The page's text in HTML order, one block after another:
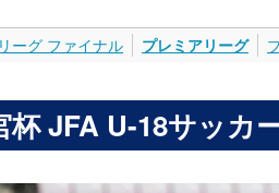
杯 JFA U-18サッカ
ーグ ファイナル プレミアリーグ